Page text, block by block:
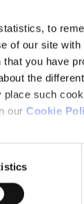
to
of our site with
you have
the
such
our Cookie